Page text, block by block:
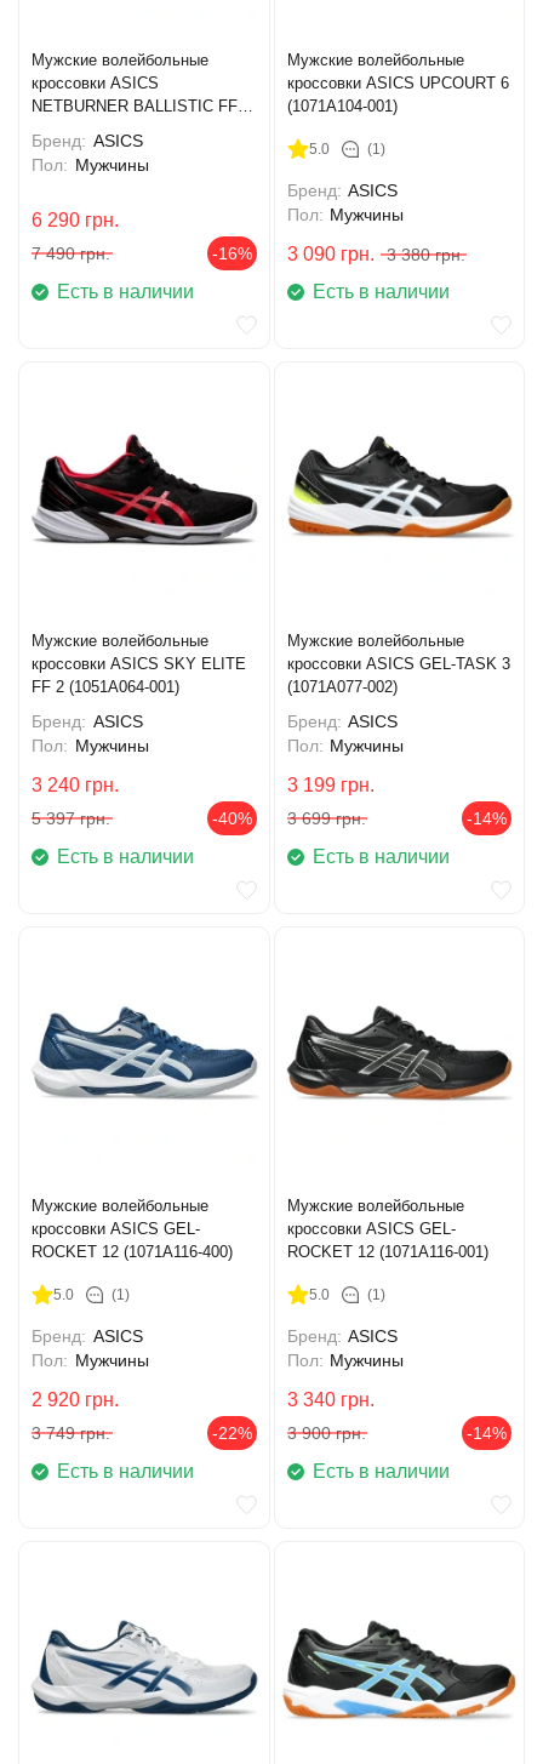
Мужские волейбольные
кроссовки ASICS
NETBURNER BALLISTIC FF
Бренд: ASICS
Пол: Мужчины
6 290 грн.
7 490 грн. -16%
Есть в наличии
Мужские волейбольные
кроссовки ASICS UPCOURT 6
(1071A104-001)
5.0 (1)
Бренд: ASICS
Пол: Мужчины
3 090 грн. 3 380 грн.
Есть в наличии
Мужские волейбольные
кроссовки ASICS SKY ELITE
FF 2 (1051A064-001)
Бренд: ASICS
Пол: Мужчины
3 240 грн.
5 397 грн. -40%
Есть в наличии
Мужские волейбольные
кроссовки ASICS GEL-TASK 3
(1071A077-002)
Бренд: ASICS
Пол: Мужчины
3 199 грн.
3 699 грн. -14%
Есть в наличии
Мужские волейбольные
кроссовки ASICS GEL-
ROCKET 12 (1071A116-400)
5.0 (1)
Бренд: ASICS
Пол: Мужчины
2 920 грн.
3 749 грн. -22%
Есть в наличии
Мужские волейбольные
кроссовки ASICS GEL-
ROCKET 12 (1071A116-001)
5.0 (1)
Бренд: ASICS
Пол: Мужчины
3 340 грн.
3 900 грн. -14%
Есть в наличии